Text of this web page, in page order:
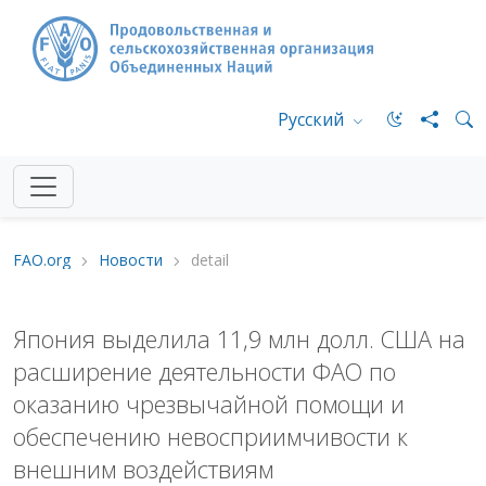
Русский
FAO.org Новости detail
Япония выделила 11,9 млн долл. США на
расширение деятельности ФАО по
оказанию чрезвычайной помощи и
обеспечению невосприимчивости к
внешним воздействиям